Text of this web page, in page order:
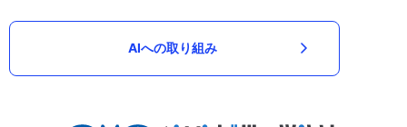
AIへの取り組み